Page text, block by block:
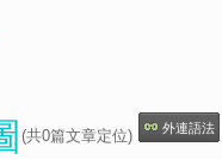
(共0篇文章定位) 外連語法